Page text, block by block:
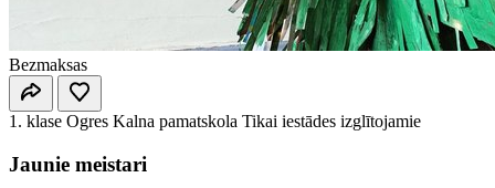
Bezmaksas
1. klase Ogres Kalna pamatskola Tikai iestādes izglītojamie
Jaunie meistari